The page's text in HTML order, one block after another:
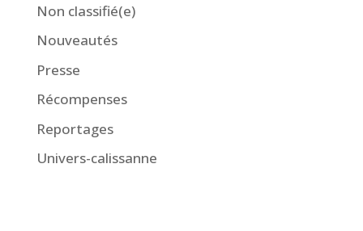
Non classifié(e)
Nouveautés
Presse
Récompenses
Reportages
Univers-calissanne